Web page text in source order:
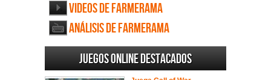
Videos de Farmerama
Análisis de Farmerama
Juegos online destacados